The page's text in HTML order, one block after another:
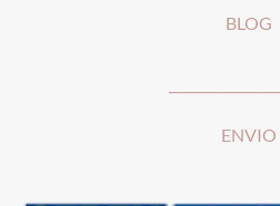
BLOG
ENVIO